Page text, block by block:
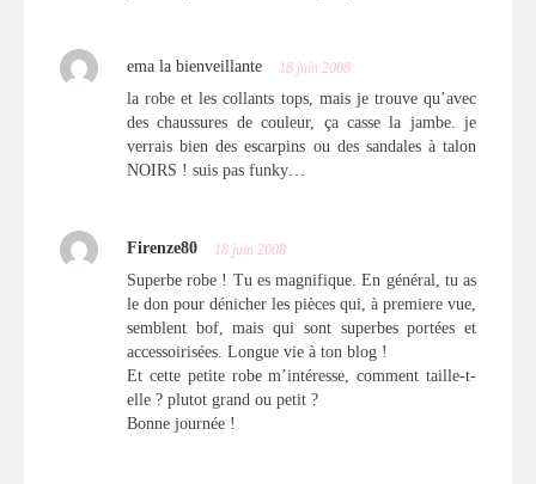
ema la bienveillante 18 juin 2008
la robe et les collants tops, mais je trouve qu’avec
des chaussures de couleur, ça casse la jambe. je
verrais bien des escarpins ou des sandales à talon
NOIRS ! suis pas funky…
Firenze80 18 juin 2008
Superbe robe ! Tu es magnifique. En général, tu as
le don pour dénicher les pièces qui, à premiere vue,
semblent bof, mais qui sont superbes portées et
accessoirisées. Longue vie à ton blog !
Et cette petite robe m’intéresse, comment taille-t-
elle ? plutot grand ou petit ?
Bonne journée !